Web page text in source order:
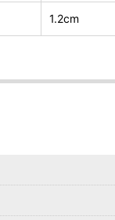
1.2cm